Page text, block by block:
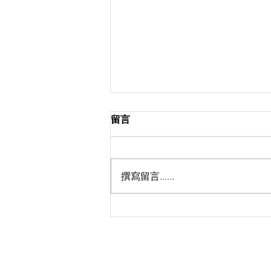
留言
撰寫留言......